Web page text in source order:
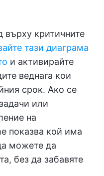
върху критичните
тази диаграма
и активирайте
веднага кои
срок. Ако се
или
на
показва кой има
можете да
без да забавяте